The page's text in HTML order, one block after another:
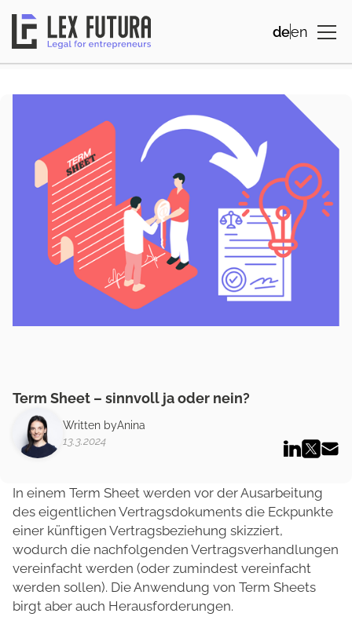
deen
Term Sheet – sinnvoll ja oder nein?
Written byAnina
13.3.2024
In einem Term Sheet werden vor der Ausarbeitung
des eigentlichen Vertragsdokuments die Eckpunkte
einer künftigen Vertragsbeziehung skizziert,
wodurch die nachfolgenden Vertragsverhandlungen
vereinfacht werden (oder zumindest vereinfacht
werden sollen). Die Anwendung von Term Sheets
birgt aber auch Herausforderungen.